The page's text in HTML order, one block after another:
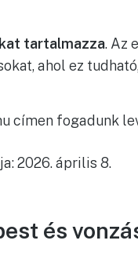
tartalmazza. Az
ahol ez
címen fogadunk
2026. április 8.
és